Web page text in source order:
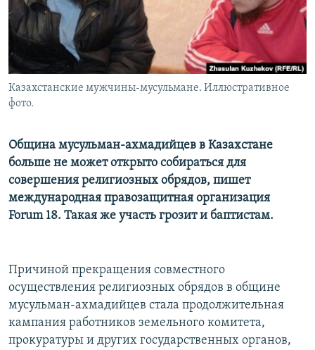
Казахстанские мужчины-мусульмане. Иллюстративное
фото.
Община мусульман-ахмадийцев в Казахстане
больше не может открыто собираться для
совершения религиозных обрядов, пишет
международная правозащитная организация
Forum 18. Такая же участь грозит и баптистам.
Причиной прекращения совместного
осуществления религиозных обрядов в общине
мусульман-ахмадийцев стала продолжительная
кампания работников земельного комитета,
прокуратуры и других государственных органов,